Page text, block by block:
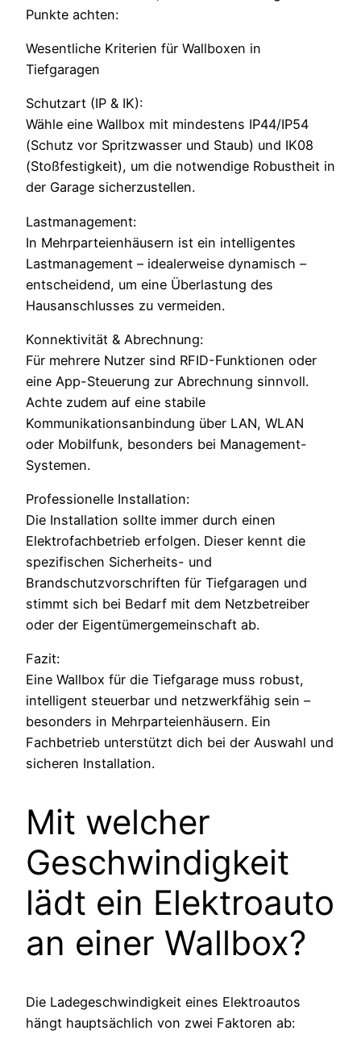
Punkte achten:
Wesentliche Kriterien für Wallboxen in
Tiefgaragen
Schutzart (IP & IK):
Wähle eine Wallbox mit mindestens IP44/IP54
(Schutz vor Spritzwasser und Staub) und IK08
(Stoßfestigkeit), um die notwendige Robustheit in
der Garage sicherzustellen.
Lastmanagement:
In Mehrparteienhäusern ist ein intelligentes
Lastmanagement – idealerweise dynamisch –
entscheidend, um eine Überlastung des
Hausanschlusses zu vermeiden.
Konnektivität & Abrechnung:
Für mehrere Nutzer sind RFID-Funktionen oder
eine App-Steuerung zur Abrechnung sinnvoll.
Achte zudem auf eine stabile
Kommunikationsanbindung über LAN, WLAN
oder Mobilfunk, besonders bei Management-
Systemen.
Professionelle Installation:
Die Installation sollte immer durch einen
Elektrofachbetrieb erfolgen. Dieser kennt die
spezifischen Sicherheits- und
Brandschutzvorschriften für Tiefgaragen und
stimmt sich bei Bedarf mit dem Netzbetreiber
oder der Eigentümergemeinschaft ab.
Fazit:
Eine Wallbox für die Tiefgarage muss robust,
intelligent steuerbar und netzwerkfähig sein –
besonders in Mehrparteienhäusern. Ein
Fachbetrieb unterstützt dich bei der Auswahl und
sicheren Installation.
Mit welcher
Geschwindigkeit
lädt ein Elektroauto
an einer Wallbox?
Die Ladegeschwindigkeit eines Elektroautos
hängt hauptsächlich von zwei Faktoren ab: